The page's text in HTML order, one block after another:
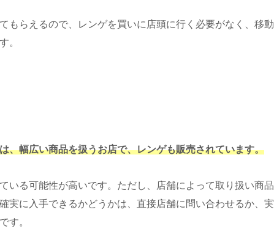
もらえるので、レンゲを買いに店頭に行く必要がなく、移動
。
、幅広い商品を扱うお店で、レンゲも販売されています。
いる可能性が高いです。ただし、店舗によって取り扱い商品
実に入手できるかどうかは、直接店舗に問い合わせるか、実
す。